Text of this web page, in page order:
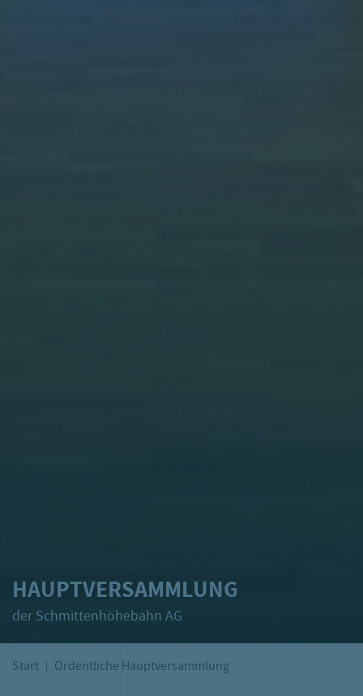
HAUPTVERSAMMLUNG
der Schmittenhöhebahn AG
Start Ordentliche Hauptversammlung